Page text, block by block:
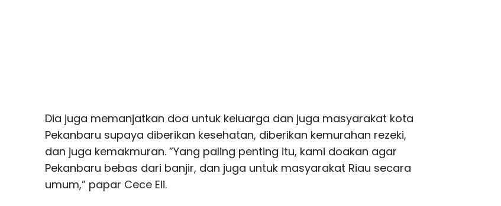
Dia juga memanjatkan doa untuk keluarga dan juga masyarakat kota
Pekanbaru supaya diberikan kesehatan, diberikan kemurahan rezeki,
dan juga kemakmuran. ”Yang paling penting itu, kami doakan agar
Pekanbaru bebas dari banjir, dan juga untuk masyarakat Riau secara
umum,” papar Cece Eli.